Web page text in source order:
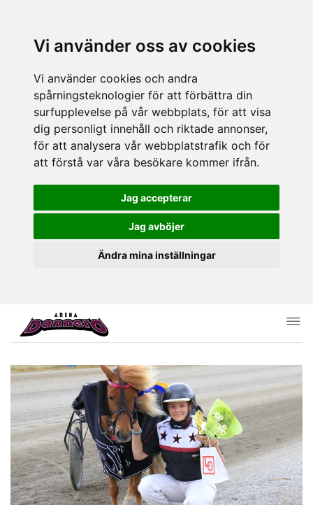
Vi använder oss av cookies
Vi använder cookies och andra
spårningsteknologier för att förbättra din
surfupplevelse på vår webbplats, för att visa
dig personligt innehåll och riktade annonser,
för att analysera vår webbplatstrafik och för
att förstå var våra besökare kommer ifrån.
Jag accepterar
Jag avböjer
Ändra mina inställningar